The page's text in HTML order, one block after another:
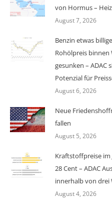
von Hormus –
August 7, 2026
Benzin etwas
Rohölpreis binnen
gesunken – ADAC
Potenzial für
August 6, 2026
Neue
fallen
August 5, 2026
Kraftstoffpreise im
28 Cent – ADAC
innerhalb von drei
August 4, 2026